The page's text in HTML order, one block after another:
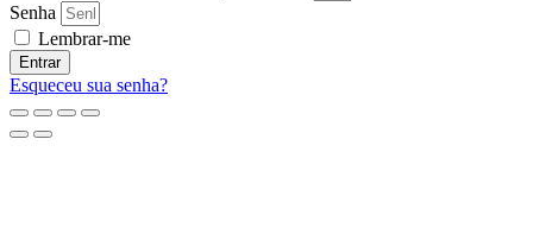
Senha
Lembrar-me
Entrar
Esqueceu sua senha?